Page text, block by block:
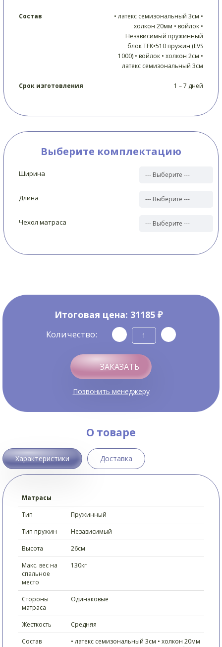
Состав
• латекс семизональный 3см •
холкон 20мм • войлок •
Независимый пружинный
блок TFK•510 пружин (EVS
1000) • войлок • холкон 2см •
латекс семизональный 3см
Срок изготовления 1 – 7 дней
Выберите комплектацию
Ширина
Длина
Чехол матраса
Итоговая цена: 31185 ₽
Количество:
ЗАКАЗАТЬ
Позвонить менеджеру
О товаре
Характеристики Доставка
Матрасы
Тип
Пружинный
Тип пружин
Независимый
Высота
26см
Макс. вес на
спальное
место
130кг
Стороны
матраса
Одинаковые
Жесткость
Средняя
Состав
• латекс семизональный 3см • холкон 20мм